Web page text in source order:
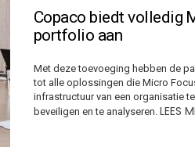
Copaco biedt volledig
portfolio aan
Met deze toevoeging hebben de
tot alle oplossingen die Micro
infrastructuur van een organisatie
beveiligen en te analyseren. LEES